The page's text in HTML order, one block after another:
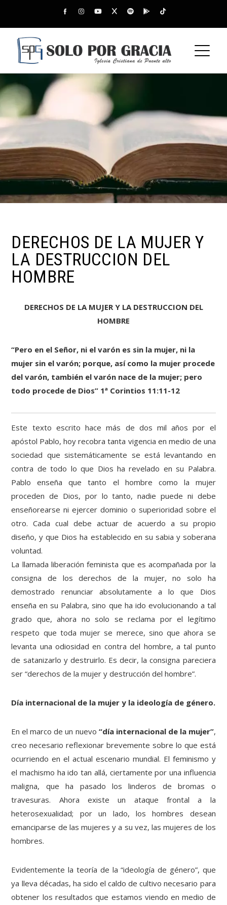
DERECHOS DE LA MUJER Y
LA DESTRUCCION DEL
HOMBRE
DERECHOS DE LA MUJER Y LA DESTRUCCION DEL
HOMBRE
“Pero en el Señor, ni el varón es sin la mujer, ni la
mujer sin el varón; porque, así como la mujer procede
del varón, también el varón nace de la mujer; pero
todo procede de Dios” 1ª Corintios 11:11-12
Este texto escrito hace más de dos mil años por el
apóstol Pablo, hoy recobra tanta vigencia en medio de una
sociedad que sistemáticamente se está levantando en
contra de todo lo que Dios ha revelado en su Palabra.
Pablo enseña que tanto el hombre como la mujer
proceden de Dios, por lo tanto, nadie puede ni debe
enseñorearse ni ejercer dominio o superioridad sobre el
otro. Cada cual debe actuar de acuerdo a su propio
diseño, y que Dios ha establecido en su sabia y soberana
voluntad.
La llamada liberación feminista que es acompañada por la
consigna de los derechos de la mujer, no solo ha
demostrado renunciar absolutamente a lo que Dios
enseña en su Palabra, sino que ha ido evolucionando a tal
grado que, ahora no solo se reclama por el legítimo
respeto que toda mujer se merece, sino que ahora se
levanta una odiosidad en contra del hombre, a tal punto
de satanizarlo y destruirlo. Es decir, la consigna pareciera
ser “derechos de la mujer y destrucción del hombre”.
Día internacional de la mujer y la ideología de género.
En el marco de un nuevo “día internacional de la mujer”,
creo necesario reflexionar brevemente sobre lo que está
ocurriendo en el actual escenario mundial. El feminismo y
el machismo ha ido tan allá, ciertamente por una influencia
maligna, que ha pasado los linderos de bromas o
travesuras. Ahora existe un ataque frontal a la
heterosexualidad; por un lado, los hombres desean
emanciparse de las mujeres y a su vez, las mujeres de los
hombres.
Evidentemente la teoría de la “ideología de género”, que
ya lleva décadas, ha sido el caldo de cultivo necesario para
obtener los resultados que estamos viendo en medio de